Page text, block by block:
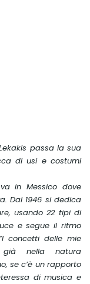
passa la sua
di usi e costumi
in Messico dove
Dal 1946 si dedica
usando 22 tipi di
e segue il ritmo
concetti delle mie
già nella natura
se c’è un rapporto
di musica e